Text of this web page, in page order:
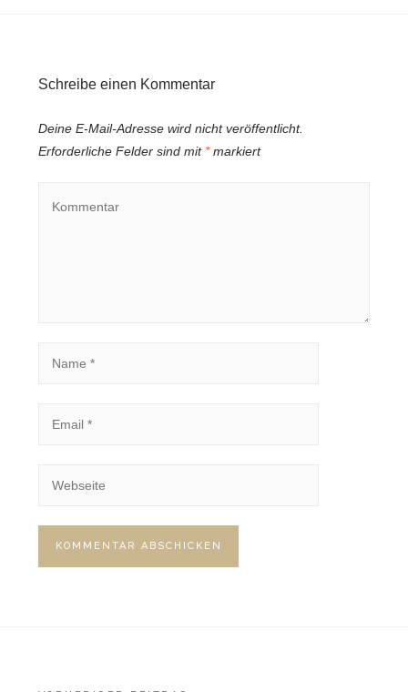
Schreibe einen Kommentar
Deine E-Mail-Adresse wird nicht veröffentlicht.
Erforderliche Felder sind mit *markiert